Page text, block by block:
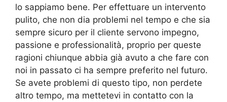
lo sappiamo bene. Per effettuare un intervento
pulito, che non dia problemi nel tempo e che sia
sempre sicuro per il cliente servono impegno,
passione e professionalità, proprio per queste
ragioni chiunque abbia già avuto a che fare con
noi in passato ci ha sempre preferito nel futuro.
Se avete problemi di questo tipo, non perdete
altro tempo, ma mettetevi in contatto con la